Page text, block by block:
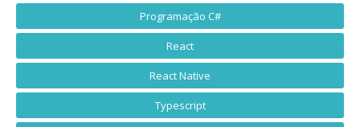
Programação C#
React
React Native
Typescript